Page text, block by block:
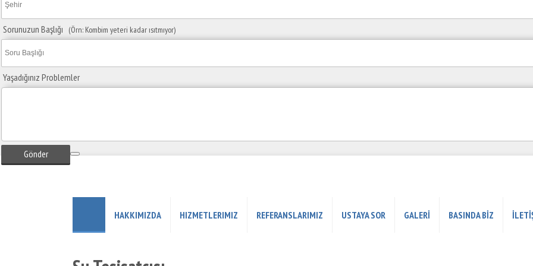
Sorunuzun Başlığı (Örn: Kombim yeteri kadar ısıtmıyor)
Yaşadığınız Problemler
Gönder
HAKKIMIZDA HIZMETLERIMIZ REFERANSLARIMIZ USTAYA SOR GALERİ BASINDA BİZ